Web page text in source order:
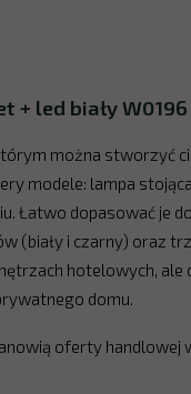
+ led biały W0196
można stworzyć
modele: lampa
Łatwo dopasować je
(biały i czarny) oraz
hotelowych, ale
domu.
oferty handlowej